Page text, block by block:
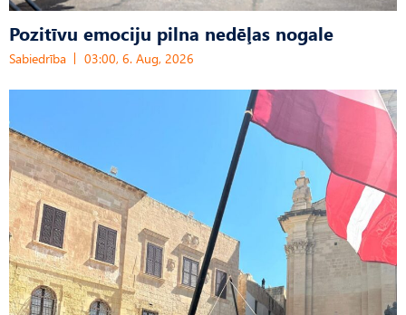
Pozitīvu emociju pilna nedēļas nogale
Sabiedrība 03:00, 6. Aug, 2026